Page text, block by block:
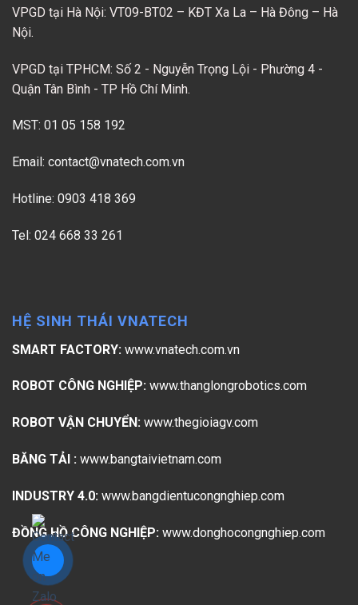
VPGD tại Hà Nội: VT09-BT02 – KĐT Xa La – Hà Đông – Hà
Nội.
VPGD tại TPHCM: Số 2 - Nguyễn Trọng Lội - Phường 4 -
Quận Tân Bình - TP Hồ Chí Minh.
MST: 01 05 158 192
Email: contact@vnatech.com.vn
Hotline: 0903 418 369
Tel: 024 668 33 261
HỆ SINH THÁI VNATECH
SMART FACTORY: www.vnatech.com.vn
ROBOT CÔNG NGHIỆP: www.thanglongrobotics.com
ROBOT VẬN CHUYỂN: www.thegioiagv.com
BĂNG TẢI : www.bangtaivietnam.com
INDUSTRY 4.0: www.bangdientucongnghiep.com
ĐỒNG HỒ CÔNG NGHIỆP: www.donghocongnghiep.com